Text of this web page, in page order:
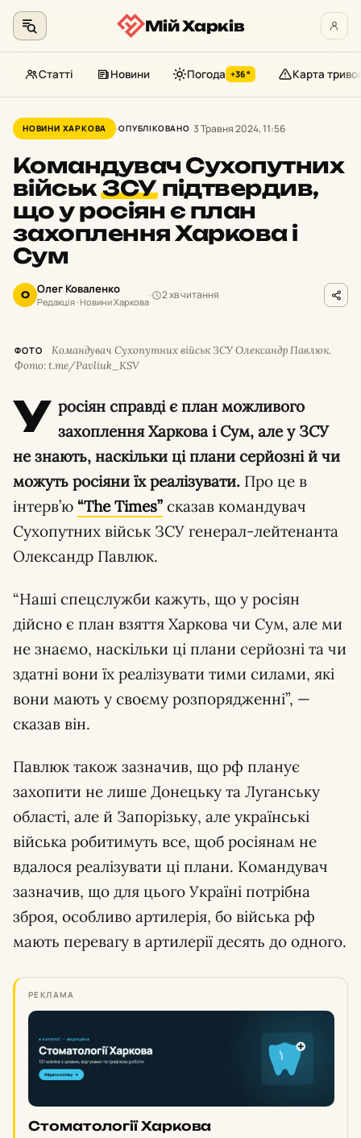
до
контенту
Мій Харків
Статті Новини Погода +36° Карта
НОВИНИ ХАРКОВА ОПУБЛІКОВАНО 3 Травня 2024, 11:56
Командувач Сухопутних
військЗСУпідтвердив,
що у росіян є план
захоплення Харкова і
Сум
О Олег Коваленко
Редакція · Новини Харкова
2 хв читання
ФОТО
Командувач Сухопутних військ ЗСУ Олександр Павлюк.
Фото: t.me/Pavliuk_KSV
У росіян справді є план можливого
захоплення Харкова і Сум, але у ЗСУ
не знають, наскільки ці плани серйозні й чи
можуть росіяни їх реалізувати. Про це в
інтерв’ю “The Times” сказав командувач
Сухопутних військ ЗСУ генерал-лейтенанта
Олександр Павлюк.
“Наші спецслужби кажуть, що у росіян
дійсно є план взяття Харкова чи Сум, але ми
не знаємо, наскільки ці плани серйозні та чи
здатні вони їх реалізувати тими силами, які
вони мають у своєму розпорядженні”, —
сказав він.
Павлюк також зазначив, що рф планує
захопити не лише Донецьку та Луганську
області, але й Запорізьку, але українські
війська робитимуть все, щоб росіянам не
вдалося реалізувати ці плани. Командувач
зазначив, що для цього Україні потрібна
зброя, особливо артилерія, бо війська рф
мають перевагу в артилерії десять до одного.
РЕКЛАМА
Стоматології Харкова